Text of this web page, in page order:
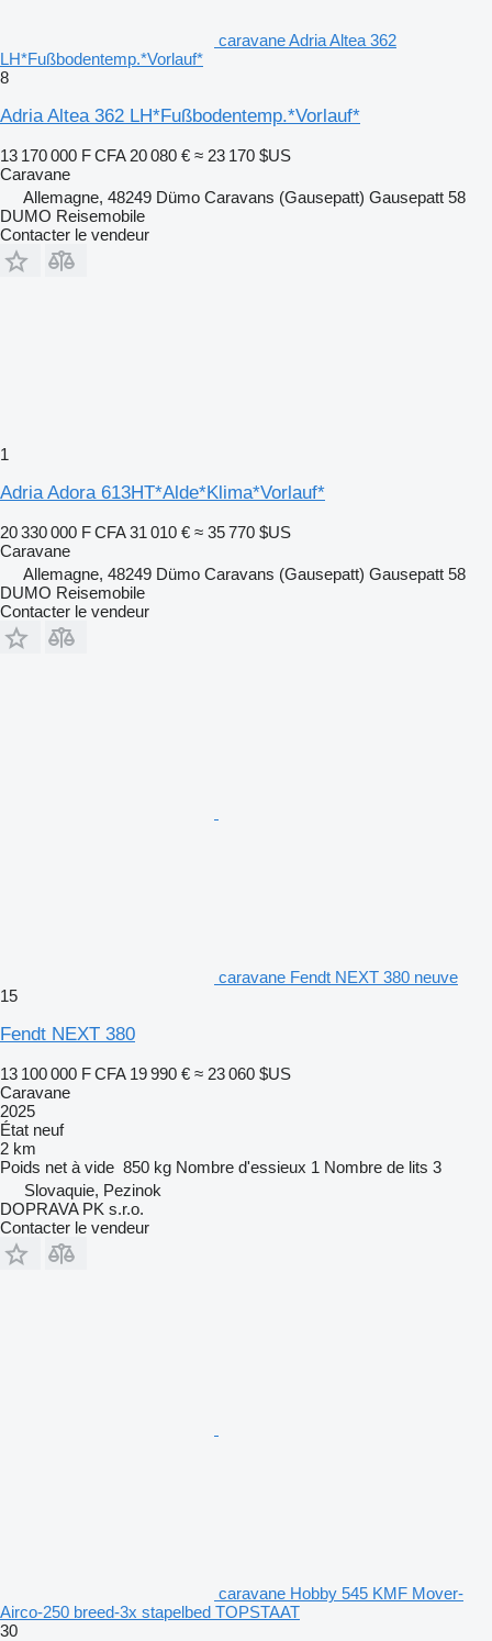
caravane Adria Altea 362
LH*Fußbodentemp.*Vorlauf*
8
Adria Altea 362 LH*Fußbodentemp.*Vorlauf*
13 170 000 F CFA 20 080 € ≈ 23 170 $US
Caravane
Allemagne, 48249 Dümo Caravans (Gausepatt) Gausepatt 58
DUMO Reisemobile
Contacter le vendeur
1
Adria Adora 613HT*Alde*Klima*Vorlauf*
20 330 000 F CFA 31 010 € ≈ 35 770 $US
Caravane
Allemagne, 48249 Dümo Caravans (Gausepatt) Gausepatt 58
DUMO Reisemobile
Contacter le vendeur
caravane Fendt NEXT 380 neuve
15
Fendt NEXT 380
13 100 000 F CFA 19 990 € ≈ 23 060 $US
Caravane
2025
État neuf
2 km
Poids net à vide 850 kg Nombre d'essieux 1 Nombre de lits 3
Slovaquie, Pezinok
DOPRAVA PK s.r.o.
Contacter le vendeur
caravane Hobby 545 KMF Mover-
Airco-250 breed-3x stapelbed TOPSTAAT
30